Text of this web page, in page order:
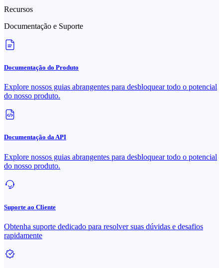
Recursos
Documentação e Suporte
Documentação do Produto
Explore nossos guias abrangentes para desbloquear todo o potencial
do nosso produto.
Documentação da API
Explore nossos guias abrangentes para desbloquear todo o potencial
do nosso produto.
Suporte ao Cliente
Obtenha suporte dedicado para resolver suas dúvidas e desafios
rapidamente